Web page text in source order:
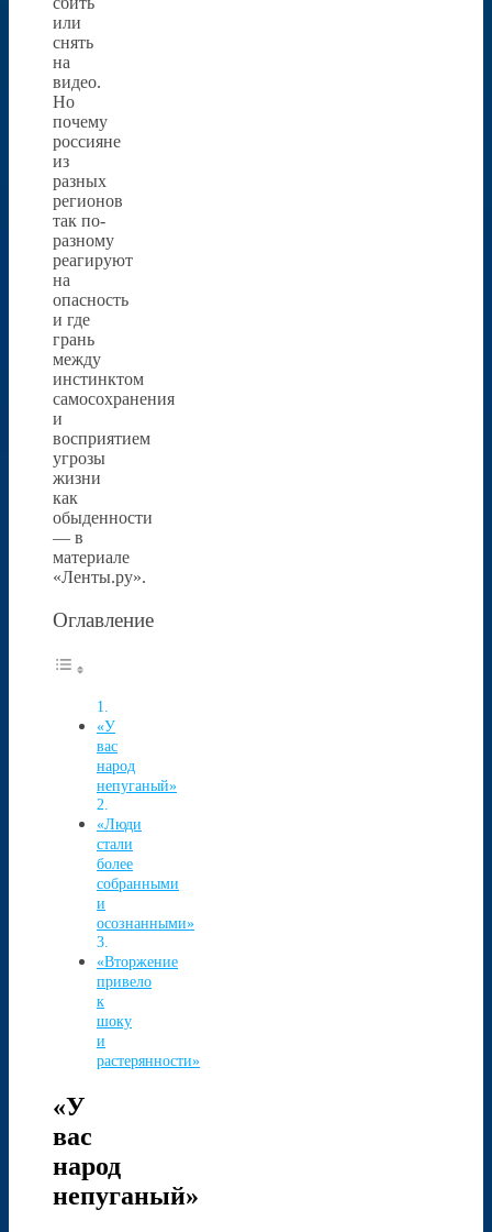
или
снять
на
видео.
Но
почему
россияне
из
разных
регионов
так по-
разному
реагируют
на
опасность
и где
грань
между
инстинктом
самосохранения
и
восприятием
угрозы
жизни
как
обыденности
— в
материале
«Ленты.ру».
Оглавление
«У
вас
народ
непуганый»
«Люди
стали
более
собранными
и
осознанными»
«Вторжение
привело
к
шоку
и
растерянности»
«У
вас
народ
непуганый»